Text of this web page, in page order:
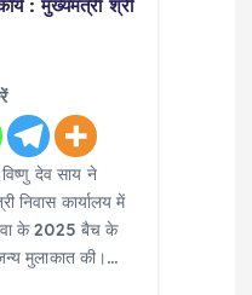
: मुख्यमंत्री श्री
देव साय ने
निवास कार्यालय में
के 2025 बैच के
मुलाकात की।…